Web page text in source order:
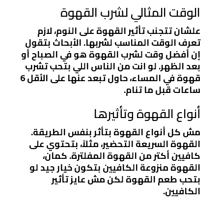
الوقت المثالي لشرب القهوة
علشان تتجنب تأثير القهوة على النوم، لازم
تعرف الوقت المناسب لشربها. الأبحاث بتقول
إن أفضل وقت لشرب القهوة هو في الصباح أو
بعد الظهر. لو انت من الناس اللي بتحب تشرب
قهوة في المساء، حاول تبعد عنها على الأقل 6
ساعات قبل ما تنام.
أنواع القهوة وتأثيرها
مش كل أنواع القهوة بتأثر بنفس الطريقة.
القهوة السريعة التحضير، مثلاً، بتحتوي على
كافيين أكتر من القهوة المفلترة. كمان،
القهوة منزوعة الكافيين بتكون خيار جيد لو
بتحب طعم القهوة لكن مش عايز تأثير
الكافيين.